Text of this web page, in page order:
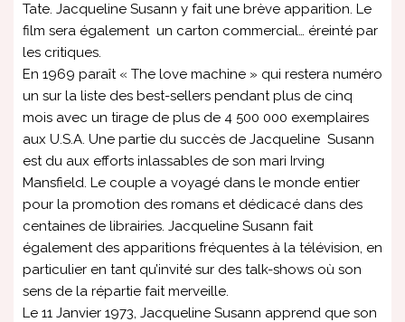
Tate. Jacqueline Susann y fait une brève apparition. Le
film sera également un carton commercial… éreinté par
les critiques.
En 1969 paraît « The love machine » qui restera numéro
un sur la liste des best-sellers pendant plus de cinq
mois avec un tirage de plus de 4 500 000 exemplaires
aux U.S.A. Une partie du succès de Jacqueline Susann
est du aux efforts inlassables de son mari Irving
Mansfield. Le couple a voyagé dans le monde entier
pour la promotion des romans et dédicacé dans des
centaines de librairies. Jacqueline Susann fait
également des apparitions fréquentes à la télévision, en
particulier en tant qu’invité sur des talk-shows où son
sens de la répartie fait merveille.
Le 11 Janvier 1973, Jacqueline Susann apprend que son